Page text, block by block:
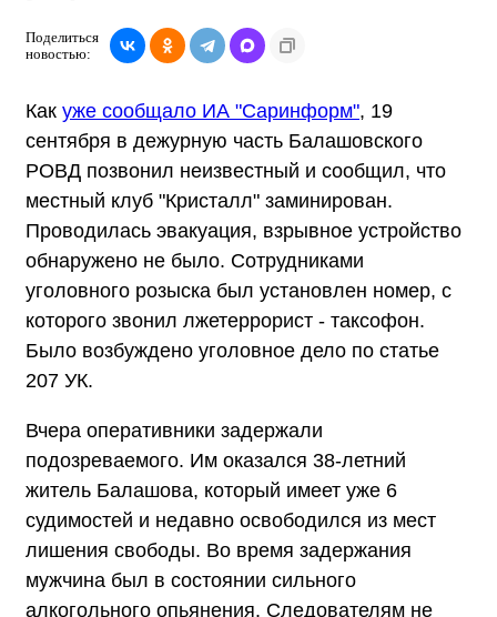
Поделиться
новостью:
Как уже сообщало ИА "Саринформ", 19
сентября в дежурную часть Балашовского
РОВД позвонил неизвестный и сообщил, что
местный клуб "Кристалл" заминирован.
Проводилась эвакуация, взрывное устройство
обнаружено не было. Сотрудниками
уголовного розыска был установлен номер, с
которого звонил лжетеррорист - таксофон.
Было возбуждено уголовное дело по статье
207 УК.
Вчера оперативники задержали
подозреваемого. Им оказался 38-летний
житель Балашова, который имеет уже 6
судимостей и недавно освободился из мест
лишения свободы. Во время задержания
мужчина был в состоянии сильного
алкогольного опьянения. Следователям не